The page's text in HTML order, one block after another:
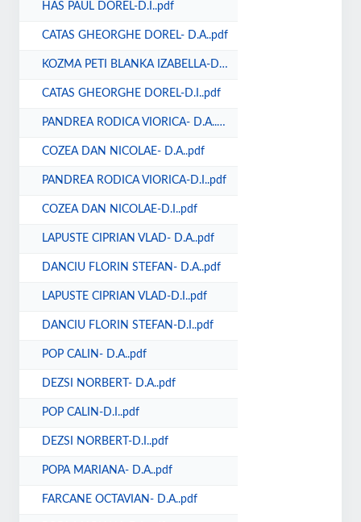
HAS PAUL DOREL-D.I..pdf
CATAS GHEORGHE DOREL- D.A..pdf
KOZMA PETI BLANKA IZABELLA-D.I..pdf
CATAS GHEORGHE DOREL-D.I..pdf
PANDREA RODICA VIORICA- D.A..pdf
COZEA DAN NICOLAE- D.A..pdf
PANDREA RODICA VIORICA-D.I..pdf
COZEA DAN NICOLAE-D.I..pdf
LAPUSTE CIPRIAN VLAD- D.A..pdf
DANCIU FLORIN STEFAN- D.A..pdf
LAPUSTE CIPRIAN VLAD-D.I..pdf
DANCIU FLORIN STEFAN-D.I..pdf
POP CALIN- D.A..pdf
DEZSI NORBERT- D.A..pdf
POP CALIN-D.I..pdf
DEZSI NORBERT-D.I..pdf
POPA MARIANA- D.A..pdf
FARCANE OCTAVIAN- D.A..pdf